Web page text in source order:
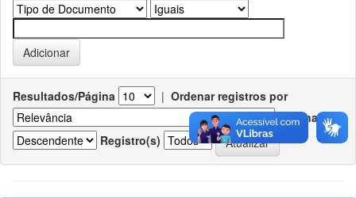
Resultados/Página | Ordenar registros por
Ordenar
Registro(s)